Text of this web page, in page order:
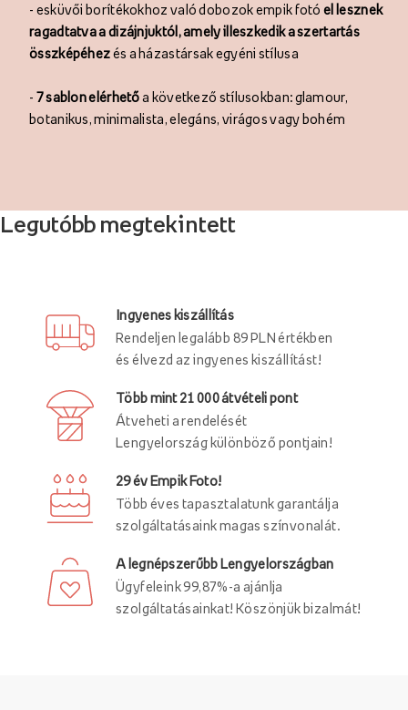
- esküvői borítékokhoz való dobozok empik fotóel lesznek
ragadtatva a dizájnjuktól, amely illeszkedik a szertartás
összképéhez és a házastársak egyéni stílusa
- 7 sablon elérhető a következő stílusokban: glamour,
botanikus, minimalista, elegáns, virágos vagy bohém
Legutóbb megtekintett
Ingyenes kiszállítás
Rendeljen legalább 89 PLN értékben
és élvezd az ingyenes kiszállítást!
Több mint 21 000 átvételi pont
Átveheti a rendelését
Lengyelország különböző pontjain!
29 év Empik Foto!
Több éves tapasztalatunk garantálja
szolgáltatásaink magas színvonalát.
A legnépszerűbb Lengyelországban
Ügyfeleink 99,87%-a ajánlja
szolgáltatásainkat! Köszönjük bizalmát!